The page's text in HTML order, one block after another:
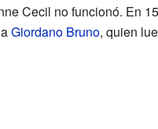
Cecil no funcionó. En
Giordano Bruno, quien